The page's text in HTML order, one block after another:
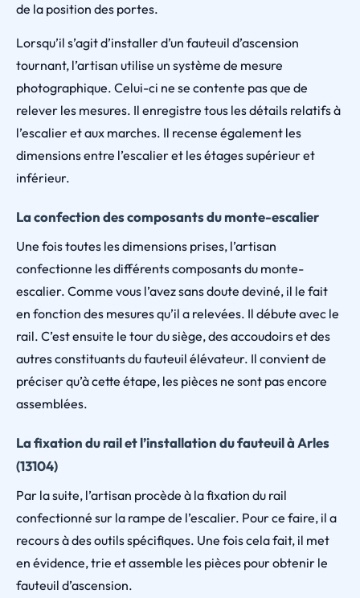
de la position des portes.
Lorsqu’il s’agit d’installer d’un fauteuil d’ascension
tournant, l’artisan utilise un système de mesure
photographique. Celui-ci ne se contente pas que de
relever les mesures. Il enregistre tous les détails relatifs à
l’escalier et aux marches. Il recense également les
dimensions entre l’escalier et les étages supérieur et
inférieur.
La confection des composants du monte-escalier
Une fois toutes les dimensions prises, l’artisan
confectionne les différents composants du monte-
escalier. Comme vous l’avez sans doute deviné, il le fait
en fonction des mesures qu’il a relevées. Il débute avec le
rail. C’est ensuite le tour du siège, des accoudoirs et des
autres constituants du fauteuil élévateur. Il convient de
préciser qu’à cette étape, les pièces ne sont pas encore
assemblées.
La fixation du rail et l’installation du fauteuil à Arles
(13104)
Par la suite, l’artisan procède à la fixation du rail
confectionné sur la rampe de l’escalier. Pour ce faire, il a
recours à des outils spécifiques. Une fois cela fait, il met
en évidence, trie et assemble les pièces pour obtenir le
fauteuil d’ascension.